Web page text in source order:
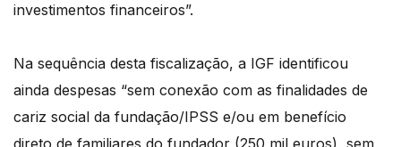
investimentos financeiros”.
Na sequência desta fiscalização, a IGF identificou
ainda despesas “sem conexão com as finalidades de
cariz social da fundação/IPSS e/ou em benefício